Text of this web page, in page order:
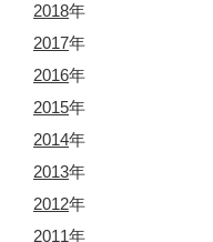
2018年
2017年
2016年
2015年
2014年
2013年
2012年
2011年